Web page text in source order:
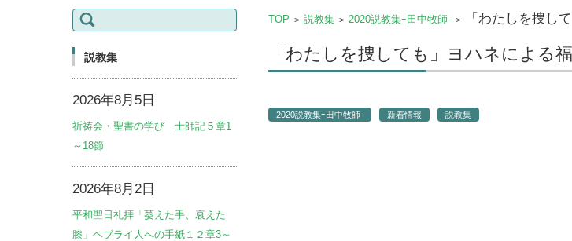
TOP > 説教集> 2020説教集ｰ田中牧師-> 「わたしを捜し
「わたしを捜しても」ヨハネによる
2020説教集ｰ田中牧師- 新着情報 説教集
検
索:
説教集
2026年8月5日
祈祷会・聖書の学び 士師記５章1
～18節
2026年8月2日
平和聖日礼拝「萎えた手、衰えた
膝」ヘブライ人への手紙１２章3～